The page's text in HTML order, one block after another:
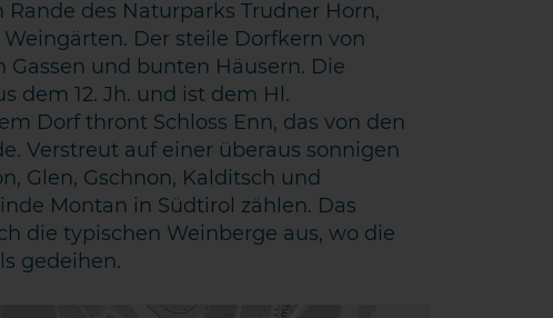
des Naturparks Trudner Horn,
Der steile Dorfkern von
und bunten Häusern. Die
dem 12. Jh. und ist dem Hl.
Dorf thront Schloss Enn, das von den
Verstreut auf einer überaus sonnigen
Glen, Gschnon, Kalditsch und
Montan in Südtirol zählen. Das
die typischen Weinberge aus, wo die
gedeihen.